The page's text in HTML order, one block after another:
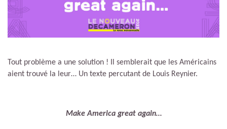
Tout problème a une solution ! Il semblerait que les Américains
aient trouvé la leur… Un texte percutant de Louis Reynier.
Make America great again…